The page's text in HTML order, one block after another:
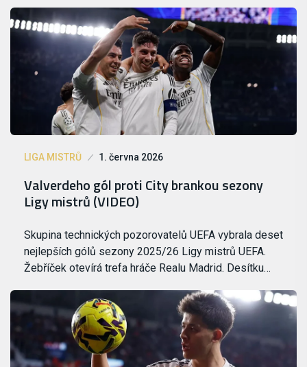
LIGA MISTRŮ 1. června 2026
Valverdeho gól proti City brankou sezony
Ligy mistrů (VIDEO)
Skupina technických pozorovatelů UEFA vybrala deset
nejlepších gólů sezony 2025/26 Ligy mistrů UEFA.
Žebříček otevírá trefa hráče Realu Madrid. Desítku…